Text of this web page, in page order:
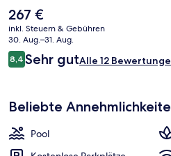
eine Poolbar, eine Snackbar und eine
Der
aktuelle
Preis
beträgt
267 €.
267 €
inkl. Steuern & Gebühren
30. Aug.–31. Aug.
Bewertungen
8,48,4 von 10.
Sehr gutAlle 12
Beliebte
Pool